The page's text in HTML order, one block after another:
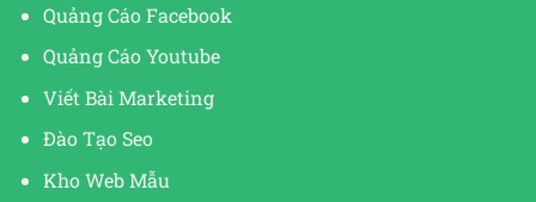
Quảng Cáo Facebook
Quảng Cáo Youtube
Viết Bài Marketing
Đào Tạo Seo
Kho Web Mẫu